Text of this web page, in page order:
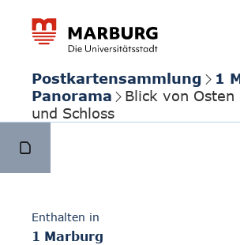
Postkartensammlung 1
Panorama
Blick von Osten
und Schloss
Enthalten in
1 Marburg